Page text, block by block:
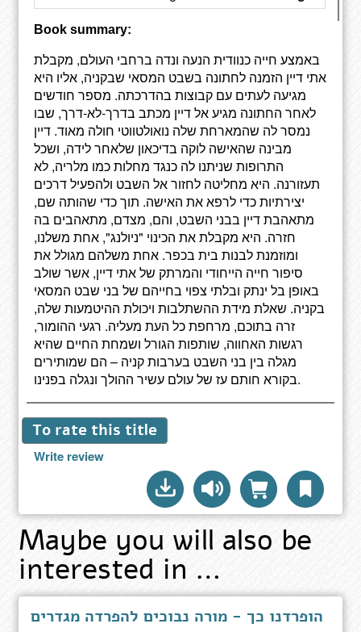
Book summary:
באמצע חייה כנוודית הנעה ונדה ברחבי העולם, מקבלת
אתי דיין הזמנה לחתונה בשבט המסאי שבקניה, אליו היא
מגיעה לעתים עם קבוצות בהדרכתה. מספר חודשים
לאחר החתונה מגיע אל דיין מכתב בדרך-לא-דרך, שבו
נמסר לה שהמארחת שלה נואולטווטי חולה מאוד. דיין
מבינה שהאישה לוקה בדיכאון שלאחר לידה, ושכל
התרופות שניתנו לה כנגד מחלות כמו מלריה, לא
תעזורנה. היא מחליטה לחזור אל השבט ולהפעיל דרכים
יצירתיות כדי לרפא את האישה. תוך כדי שהותה שם,
מתאהבת דיין בבני השבט, והם, מצדם, מתאהבים בה
חזרה. היא מקבלת את הכינוי "ניולנג", אחת משלנו,
ומוזמנת לבנות בית בכפר. אחת משלהם מגולל את
סיפור חייה הייחודי והמרתק של אתי דיין, אשר שולב
באופן בל ינתק ובלתי צפוי בחייהם של בני שבט המסאי
בקניה. שאלת מידת ההשתלבות ויכולת ההיטמעות שלה,
זרה בתוכם, מרחפת כל העת מעליה. רגעי ההומור,
רגשות האחווה, שותפות הגורל ושמחת החיים שהיא
מגלה בין בני השבט בערבות קניה – הם שמותירים
בקורא חותם עז של עולם עשיר ההולך ונגלה בפנינו.
To rate this title
Write review
Maybe you will also be
interested in …
הופרדנו כך - מורה נבוכים להפרדה מגדרים